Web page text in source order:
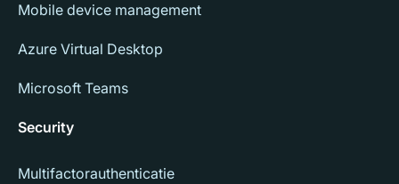
Mobile device management
Azure Virtual Desktop
Microsoft Teams
Security
Multifactorauthenticatie